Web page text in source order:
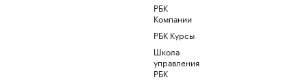
РБК
Компании
РБК Курсы
Школа
управления
РБК